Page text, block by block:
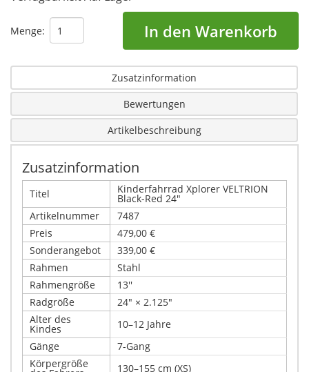
Menge: In den Warenkorb
Zusatzinformation
Bewertungen
Artikelbeschreibung
Zusatzinformation
Titel Kinderfahrrad Xplorer VELTRION
Black-Red 24"
Artikelnummer
7487
Preis
479,00 €
Sonderangebot
339,00 €
Rahmen
Stahl
Rahmengröße
13''
Radgröße
24" × 2.125"
Alter des
Kindes
10–12 Jahre
Gänge
7-Gang
Körpergröße
130–155 cm (XS)